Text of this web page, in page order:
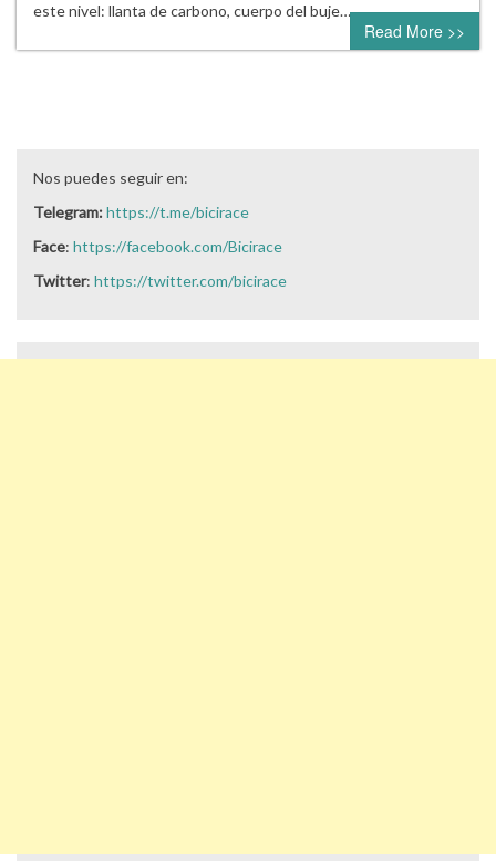
este nivel: llanta de carbono, cuerpo del buje…
Read More >>
Nos puedes seguir en:
Telegram:https://t.me/bicirace
Face: https://facebook.com/Bicirace
Twitter: https://twitter.com/bicirace